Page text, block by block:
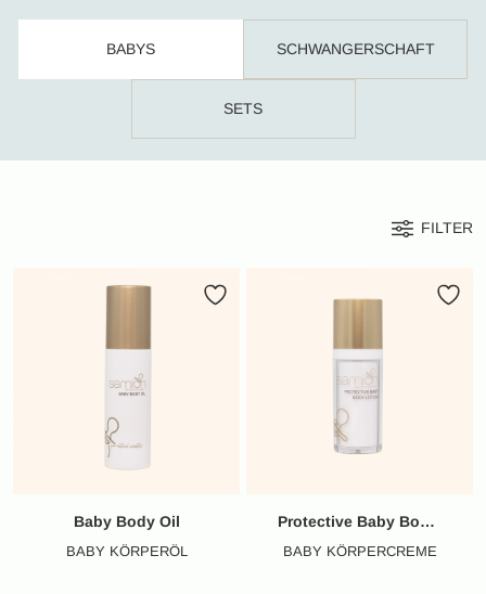
BABYS SCHWANGERSCHAFT
SETS
FILTER
Baby Body Oil
BABY KÖRPERÖL
Protective Baby Body Lotion
BABY KÖRPERCREME